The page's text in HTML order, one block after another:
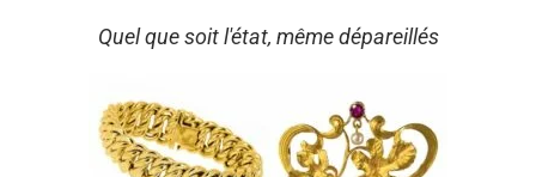
Quel que soit l'état, même dépareillés